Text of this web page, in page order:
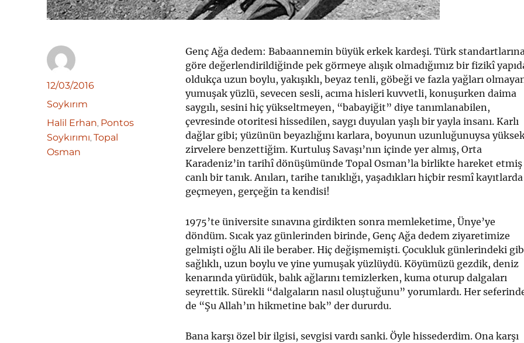
Genç Ağa dedem: Babaannemin büyük erkek kardeşi. Türk
göre değerlendirildiğinde pek görmeye alı­şık olmadığımız bir fizikî
oldukça uzun boylu, ya­kışıklı, beyaz tenli, göbeği ve fazla yağları
yumu­şak yüzlü, sevecen sesli, acıma hisleri kuvvetli, konuşurken daima
saygılı, sesini hiç yükseltmeyen, “babayiğit” diye ta­nımlanabilen,
çevresinde otoritesi hissedilen, saygı duyulan yaşlı bir yayla insanı. Karlı
dağlar gibi; yüzünün beyazlığını karlara, boyunun uzunluğunuysa
zirvelere benzetti­ğim. Kurtuluş Savaşı’nın içinde yer almış, Orta
Karadeniz’in tarihî dönüşümünde Topal Osman’la birlikte hareket etmiş
canlı bir tanık. Anıları, tarihe tanıklığı, yaşadıkları hiçbir resmî kayıtlarda
geçmeyen, gerçeğin ta kendisi!
1975’te üniversite sınavına girdikten sonra memleketime, Ünye’ye
döndüm. Sıcak yaz günlerinden birinde, Genç Ağa dedem ziyaretimize
gelmişti oğlu Ali ile beraber. Hiç değiş­memişti. Çocukluk günlerindeki
sağlıklı, uzun boylu ve yine yumuşak yüzlüydü. Köyümüzü gezdik, deniz
kenarında yürüdük, balık ağlarını temizlerken, kuma oturup dalgaları
seyrettik. Sürekli “dalgaların nasıl oluştuğunu” yorumlardı. Her
de “Şu Allah’ın hikmetine bak” der dururdu.
Bana karşı özel bir ilgisi, sevgisi vardı sanki. Öyle hisse­derdim. Ona karşı
Yazar
Yayın
12/03/2016
Kategoriler
Soykırım
Etiketler
Halil Erhan, Pontos
Soykırımı,Topal
Osman